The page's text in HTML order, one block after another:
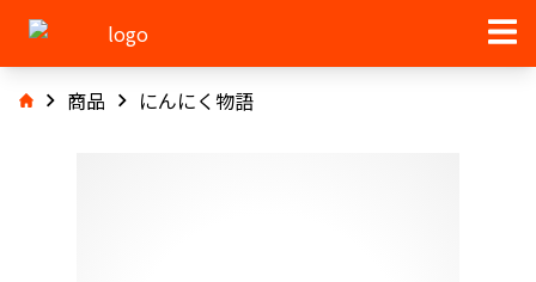
商品 にんにく物語